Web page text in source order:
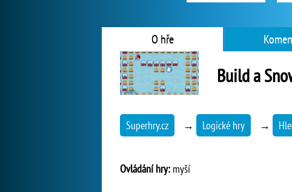
O hře
Build a
Superhry.cz → Logické hry →
Ovládání hry: myší